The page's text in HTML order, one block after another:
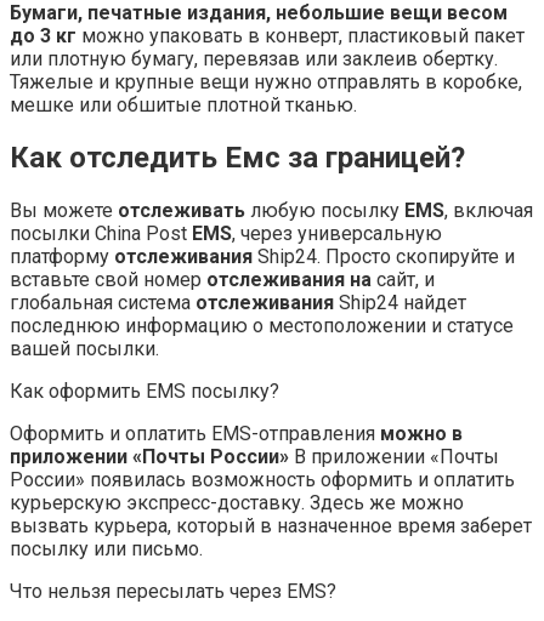
Бумаги, печатные издания, небольшие вещи весом
до 3 кг можно упаковать в конверт, пластиковый пакет
или плотную бумагу, перевязав или заклеив обертку.
Тяжелые и крупные вещи нужно отправлять в коробке,
мешке или обшитые плотной тканью.
Как отследить Емс за границей?
Вы можете отслеживать любую посылку EMS, включая
посылки China Post EMS, через универсальную
платформу отслеживания Ship24. Просто скопируйте и
вставьте свой номер отслеживания на сайт, и
глобальная система отслеживания Ship24 найдет
последнюю информацию о местоположении и статусе
вашей посылки.
Как оформить EMS посылку?
Оформить и оплатить EMS-отправления можно в
приложении «Почты России» В приложении «Почты
России» появилась возможность оформить и оплатить
курьерскую экспресс-доставку. Здесь же можно
вызвать курьера, который в назначенное время заберет
посылку или письмо.
Что нельзя пересылать через EMS?